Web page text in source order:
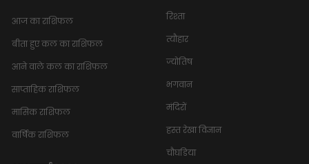
आज का राशिफल
बीता हुए कल का राशिफल
आने वाले कल का राशिफल
साप्ताहिक राशिफल
मासिक राशिफल
वार्षिक राशिफल
रिश्ता
त्यौहार
ज्योतिष
भगवान
मंदिरों
हस्त रेखा विज्ञान
चौघडिया